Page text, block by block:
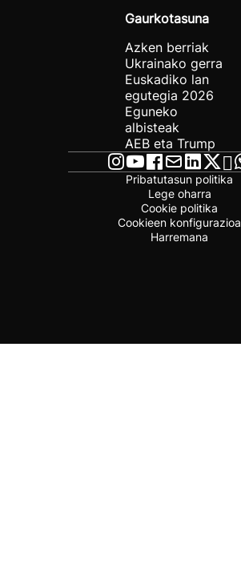
Gaurkotasuna
Azken berriak
Ukrainako gerra
Euskadiko lan
egutegia 2026
Eguneko
albisteak
AEB eta Trump
Pribatutasun politika
Lege oharra
Cookie politika
Cookieen konfigurazioa
Harremana